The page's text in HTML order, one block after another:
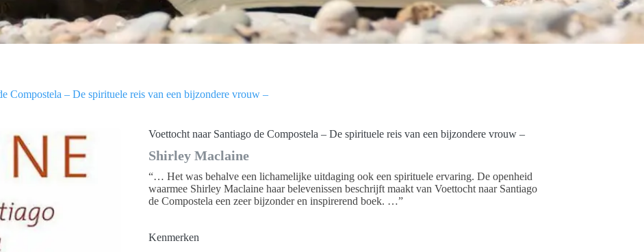
Compostela – De spirituele reis van een bijzondere vrouw –
Voettocht naar Santiago de Compostela – De spirituele reis van een bijzondere vrouw –
Shirley Maclaine
“… Het was behalve een lichamelijke uitdaging ook een spirituele ervaring. De openheid
waarmee Shirley Maclaine haar belevenissen beschrijft maakt van Voettocht naar Santiago
de Compostela een zeer bijzonder en inspirerend boek. …”
Kenmerken